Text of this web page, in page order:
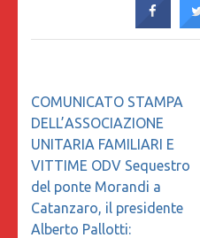
Navigazione
articoli
COMUNICATO STAMPA
DELL’ASSOCIAZIONE
UNITARIA FAMILIARI E
VITTIME ODV Sequestro
del ponte Morandi a
Catanzaro, il presidente
Alberto Pallotti: